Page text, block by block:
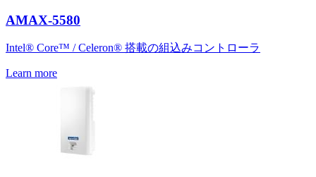
AMAX-5580
Intel® Core™ / Celeron® 搭載の組込みコントローラ
Learn more